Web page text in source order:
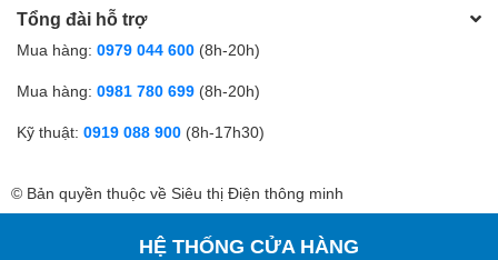
Tổng đài hỗ trợ
Mua hàng: 0979 044 600 (8h-20h)
Mua hàng: 0981 780 699 (8h-20h)
Kỹ thuật: 0919 088 900 (8h-17h30)
© Bản quyền thuộc về Siêu thị Điện thông minh
HỆ THỐNG CỬA HÀNG